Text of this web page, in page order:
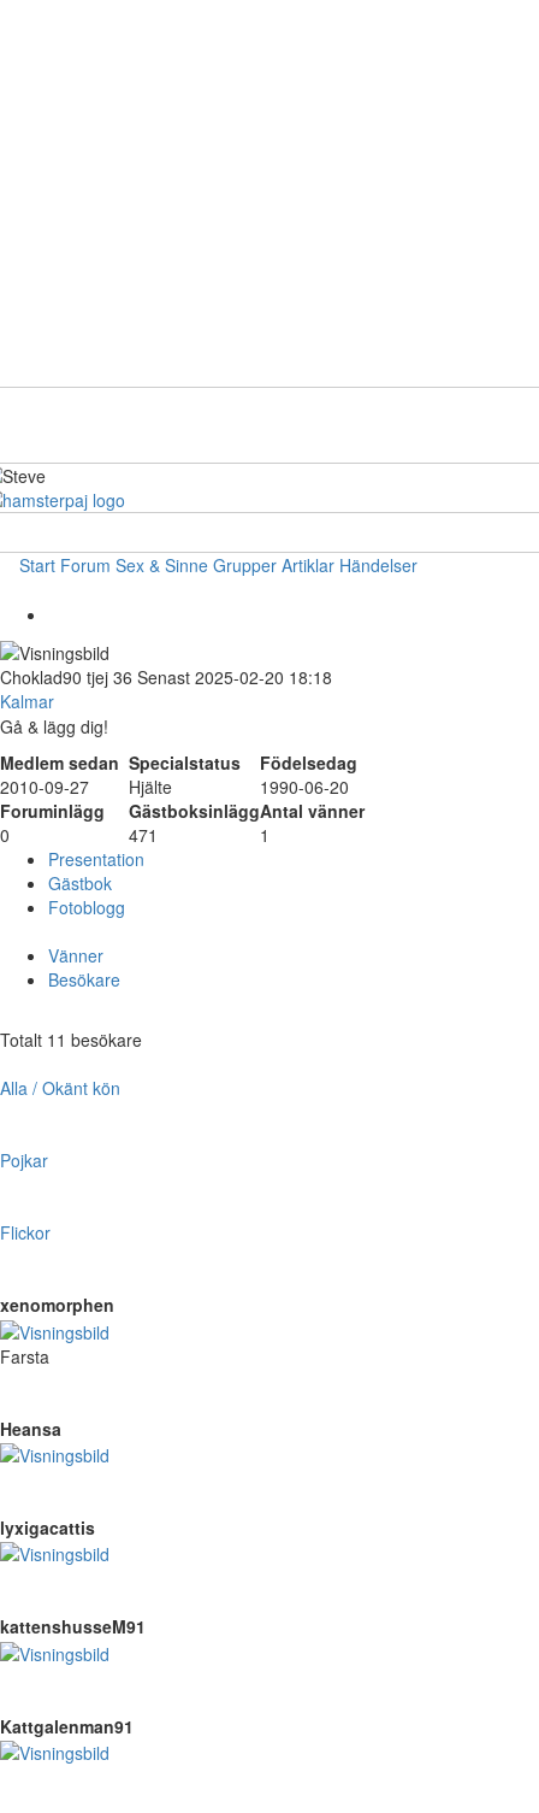
Start Forum Sex & Sinne Grupper Artiklar Händelser
Choklad90 tjej 36 Senast 2025-02-20 18:18
Kalmar
Gå & lägg dig!
Medlem sedan Specialstatus
Födelsedag
2010-09-27
Hjälte
1990-06-20
Foruminlägg
GästboksinläggAntal vänner
0
471
1
Presentation
Gästbok
Fotoblogg
Vänner
Besökare
Totalt 11 besökare
Alla / Okänt kön
Pojkar
Flickor
xenomorphen
Farsta
Heansa
lyxigacattis
kattenshusseM91
Kattgalenman91